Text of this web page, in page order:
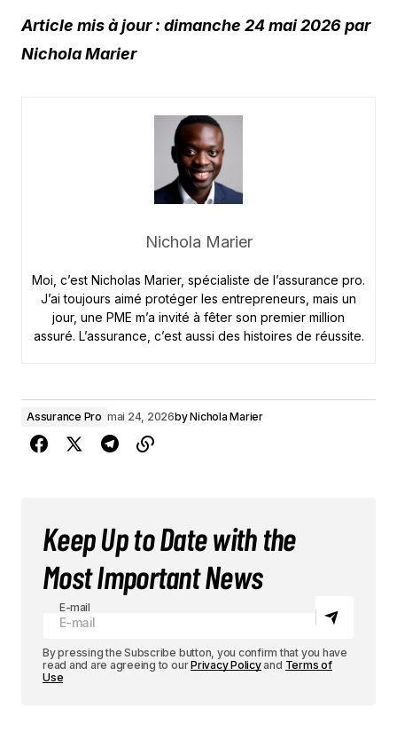
Article mis à jour : dimanche 24 mai 2026 par
Nichola Marier
Nichola Marier
Moi, c’est Nicholas Marier, spécialiste de l’assurance pro.
J’ai toujours aimé protéger les entrepreneurs, mais un
jour, une PME m’a invité à fêter son premier million
assuré. L’assurance, c’est aussi des histoires de réussite.
Assurance Pro mai 24, 2026byNichola Marier
Keep Up to Date with the
Most Important News
E-mail
By pressing the Subscribe button, you confirm that you have
read and are agreeing to ourPrivacy Policyand Terms of
Use